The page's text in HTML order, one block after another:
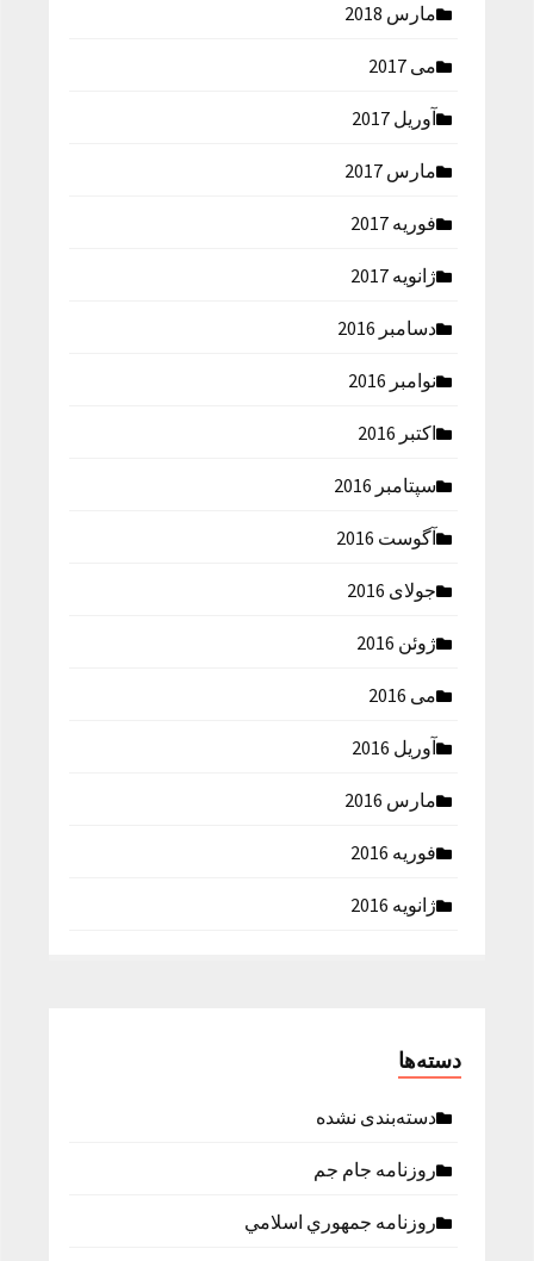
مارس 2018
می 2017
آوریل 2017
مارس 2017
فوریه 2017
ژانویه 2017
دسامبر 2016
نوامبر 2016
اکتبر 2016
سپتامبر 2016
آگوست 2016
جولای 2016
ژوئن 2016
می 2016
آوریل 2016
مارس 2016
فوریه 2016
ژانویه 2016
دسته‌ها
دسته‌بندی نشده
روزنامه جام جم
روزنامه جمهوري اسلامي